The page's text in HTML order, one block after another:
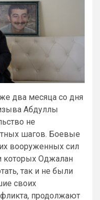
два месяца со дня
Абдуллы
не
шагов. Боевые
вооруженных сил
которых Оджалан
так и не были
своих
продолжают